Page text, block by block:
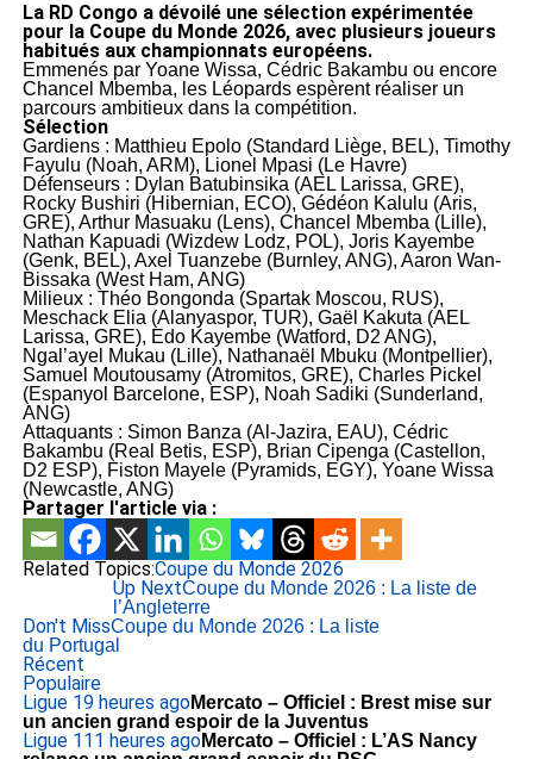
La RD Congo a dévoilé une sélection expérimentée
pour la Coupe du Monde 2026, avec plusieurs joueurs
habitués aux championnats européens.
Emmenés par Yoane Wissa, Cédric Bakambu ou encore
Chancel Mbemba, les Léopards espèrent réaliser un
parcours ambitieux dans la compétition.
Sélection
Gardiens : Matthieu Epolo (Standard Liège, BEL), Timothy
Fayulu (Noah, ARM), Lionel Mpasi (Le Havre)
Défenseurs : Dylan Batubinsika (AEL Larissa, GRE),
Rocky Bushiri (Hibernian, ECO), Gédéon Kalulu (Aris,
GRE), Arthur Masuaku (Lens), Chancel Mbemba (Lille),
Nathan Kapuadi (Wizdew Lodz, POL), Joris Kayembe
(Genk, BEL), Axel Tuanzebe (Burnley, ANG), Aaron Wan-
Bissaka (West Ham, ANG)
Milieux : Théo Bongonda (Spartak Moscou, RUS),
Meschack Elia (Alanyaspor, TUR), Gaël Kakuta (AEL
Larissa, GRE), Edo Kayembe (Watford, D2 ANG),
Ngal’ayel Mukau (Lille), Nathanaël Mbuku (Montpellier),
Samuel Moutousamy (Atromitos, GRE), Charles Pickel
(Espanyol Barcelone, ESP), Noah Sadiki (Sunderland,
ANG)
Attaquants : Simon Banza (Al-Jazira, EAU), Cédric
Bakambu (Real Betis, ESP), Brian Cipenga (Castellon,
D2 ESP), Fiston Mayele (Pyramids, EGY), Yoane Wissa
(Newcastle, ANG)
Partager l'article via :
Related Topics:Coupe du Monde 2026
Up NextCoupe du Monde 2026 : La liste de
l’Angleterre
Don't MissCoupe du Monde 2026 : La liste
du Portugal
Récent
Populaire
Ligue 19 heures agoMercato – Officiel : Brest mise sur
un ancien grand espoir de la Juventus
Ligue 111 heures agoMercato – Officiel : L’AS Nancy